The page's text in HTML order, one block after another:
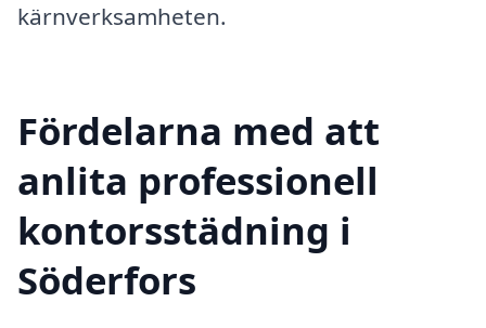
kärnverksamheten.
Fördelarna med att
anlita professionell
kontorsstädning i
Söderfors